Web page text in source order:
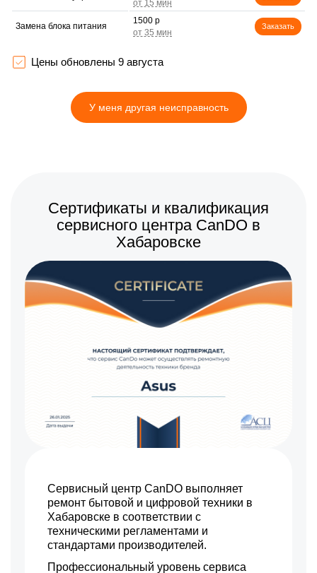
Замена блока питания
1500 р
Заказать
компонентов
Цены обновлены 9 августа
У меня другая неисправность
Сертификаты и квалификация
сервисного центра CanDO в
Хабаровске
Сервисный центр CanDO выполняет
ремонт бытовой и цифровой техники в
Хабаровске в соответствии с
техническими регламентами и
стандартами производителей.
Профессиональный уровень сервиса